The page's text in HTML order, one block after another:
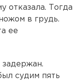
отказала. Тогда
в грудь.
ее
судим пять